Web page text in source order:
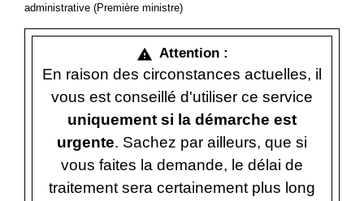
administrative (Première ministre)
warning Attention :
En raison des circonstances actuelles, il
vous est conseillé d'utiliser ce service
uniquement si la démarche est
urgente. Sachez par ailleurs, que si
vous faites la demande, le délai de
traitement sera certainement plus long